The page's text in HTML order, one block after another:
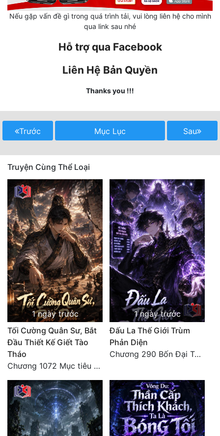
Mưu Mô
Nữ Cường
Nữ Phụ
Phương Tây
Phản Phái
Quan Trường
Quân Sự
Sảng Văn
Sắc
Sủng
Thanh Xuân
Tiên Hiệp
Tiểu Thuyết
Trinh Thám
Triều Đấu
Trùng Sinh
Trọng Sinh
Nếu gặp vấn đề gì trong quá trình tải, vui lòng liên hệ cho mình
qua link sau nhé
Hỗ trợ qua Facebook
Liên Hệ Bản Quyền
Thanks you !!!
Trước Mục Lục Sau
Truyện Cùng Thể Loại
1 ngày trước
Tối Cường Quân Sư, Bắt
Đầu Thiết Kế Giết Tào
Tháo
Chương 1072 Mục tiêu của chúng ta là biển sao trời (2/2)
1 ngày trước
Đấu La Thế Giới Trùm
Phản Diện
Chương 290 Bốn Đại Tông Môn Đơn Thuộc Tính Vô Cùng Thê Lương